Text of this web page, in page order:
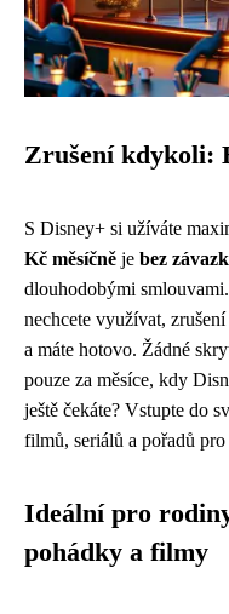
Zrušení kdykoli:
S Disney+ si užíváte
Kč měsíčně je bez
dlouhodobými
nechcete využívat,
a máte hotovo. Žádné
pouze za měsíce, kdy
ještě čekáte? Vstupte do
filmů, seriálů a pořadů
Ideální pro
pohádky a filmy